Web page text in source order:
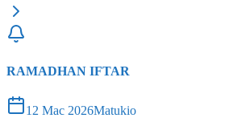
RAMADHAN IFTAR
12 Mac 2026Matukio